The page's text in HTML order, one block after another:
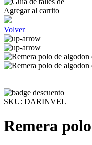
Agregar al carrito
Volver
SKU: DARINVEL
Remera